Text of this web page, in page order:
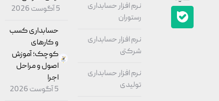
نرم افزار حسابداری
رستوران
نرم افزار حسابداری
شرکتی
نرم افزار حسابداری
تولیدی
5 آگوست 2026
حسابداری کسب
و کارهای
کوچک؛ آموزش
اصول و مراحل
اجرا
5 آگوست 2026